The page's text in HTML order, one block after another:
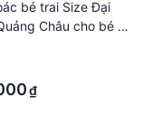
sản phẩm, hình
phát sinh thêm
phí hàng cồng
giao từ
bé trai Size Đại
Châu cho bé 3
₫